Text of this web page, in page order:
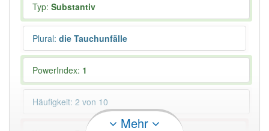
Typ: Substantiv
Plural: die Tauchunfälle
PowerIndex: 1
Häufigkeit: 2 von 10
Mehr